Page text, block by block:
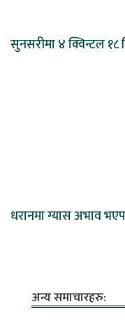
सुनसरीमा ४ क्विन्टल १८
धरानमा ग्यास अभाव
अन्य समाचारहरु: